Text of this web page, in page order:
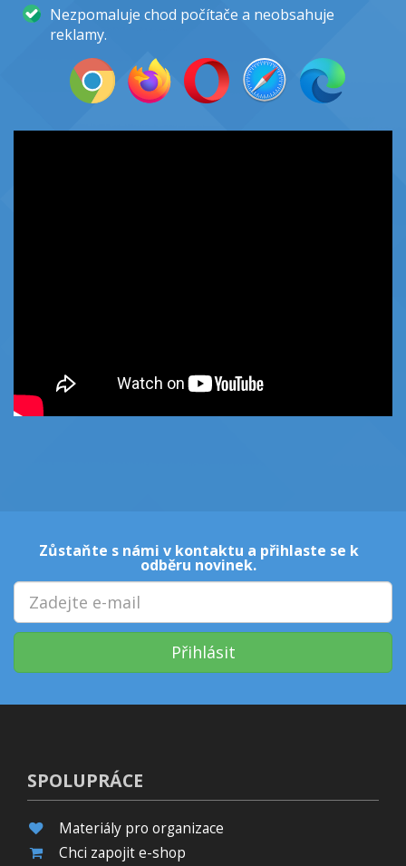
Nezpomaluje chod počítače a neobsahuje
reklamy.
Zůstaňte s námi v kontaktu a přihlaste se k
odběru novinek.
Přihlásit
SPOLUPRÁCE
Materiály pro organizace
Chci zapojit e-shop